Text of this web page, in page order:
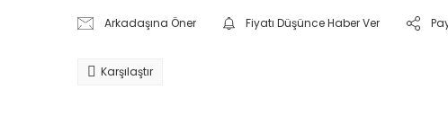
Arkadaşına Öner Fiyatı Düşünce Haber Ver
Karşılaştır